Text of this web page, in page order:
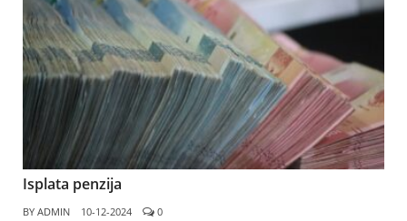
Isplata penzija
BY ADMIN 10-12-2024 0